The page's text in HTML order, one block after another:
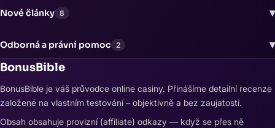
Nové články 8 ▾
Odborná a právní pomoc 2
▾
BonusBible
BonusBible je váš průvodce online casiny. Přinášíme detailní recenze
založené na vlastním testování – objektivně a bez zaujatosti.
Obsah obsahuje provizní (affiliate) odkazy — když se přes ně